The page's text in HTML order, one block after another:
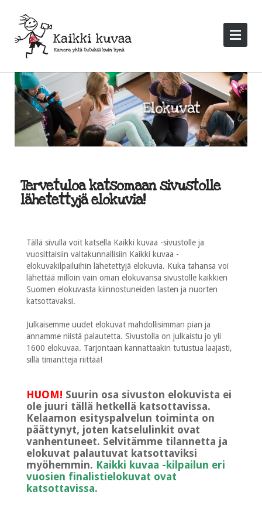
Tervetuloa katsomaan sivustolle
lähetettyjä elokuvia!
Tällä sivulla voit katsella Kaikki kuvaa -sivustolle ja
vuosittaisiin valtakunnallisiin Kaikki kuvaa -
elokuvakilpailuihin lähetettyjä elokuvia. Kuka tahansa voi
lähettää milloin vain oman elokuvansa sivustolle kaikkien
Suomen elokuvasta kiinnostuneiden lasten ja nuorten
katsottavaksi.
Julkaisemme uudet elokuvat mahdollisimman pian ja
annamme niistä palautetta. Sivustolla on julkaistu jo yli
1600 elokuvaa. Tarjontaan kannattaakin tutustua laajasti,
sillä timantteja riittää!
HUOM! Suurin osa sivuston elokuvista ei
ole juuri tällä hetkellä katsottavissa.
Kelaamon esityspalvelun toiminta on
päättynyt, joten katselulinkit ovat
vanhentuneet. Selvitämme tilannetta ja
elokuvat palautuvat katsottaviksi
myöhemmin. Kaikki kuvaa -kilpailun eri
vuosien finalistielokuvat ovat
katsottavissa.